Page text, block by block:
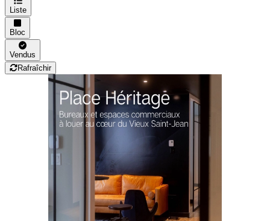
Liste
Bloc
Vendus
Rafraîchir